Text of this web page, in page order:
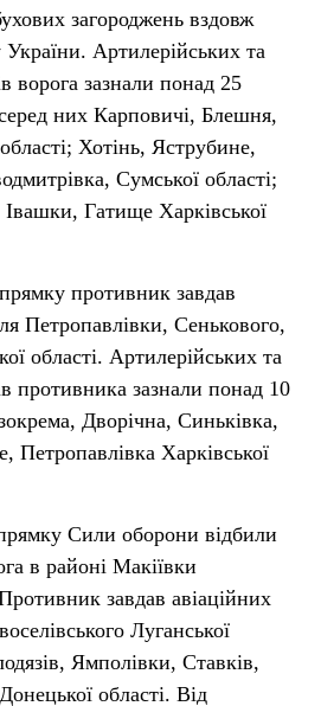
загороджень вздовж
Артилерійських та
ворога зазнали понад 25
них Карповичі, Блешня,
Хотінь, Яструбине,
Сумської області;
Гатище Харківської
противник завдав
Петропавлівки, Сенькового,
області. Артилерійських та
противника зазнали понад 10
Дворічна, Синьківка,
Петропавлівка Харківської
Сили оборони відбили
в районі Макіївки
завдав авіаційних
Луганської
Ямполівки, Ставків,
області. Від